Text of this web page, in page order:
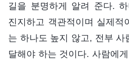
길을 분명하게 알려 준다.
진지하고 객관적이며 실제적
는 하나도 높지 않고, 전부 사
달해야 하는 것이다. 사람에